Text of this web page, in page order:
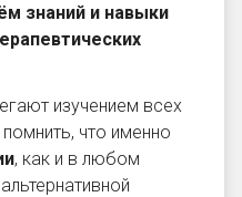
знаний и навыки
изучением всех
что именно
, как и в любом